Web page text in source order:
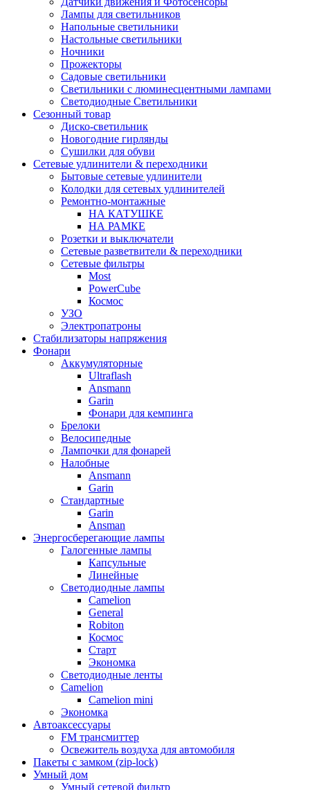
Лампы для светильников
Напольные светильники
Настольные светильники
Ночники
Прожекторы
Садовые светильники
Светильники с люминесцентными лампами
Светодиодные Светильники
Сезонный товар
Диско-светильник
Новогодние гирлянды
Сушилки для обуви
Сетевые удлинители & переходники
Бытовые сетевые удлинители
Колодки для сетевых удлинителей
Ремонтно-монтажные
НА КАТУШКЕ
НА РАМКЕ
Розетки и выключатели
Сетевые разветвители & переходники
Сетевые фильтры
Most
PowerCube
Космос
УЗО
Электропатроны
Стабилизаторы напряжения
Фонари
Аккумуляторные
Ultraflash
Ansmann
Garin
Фонари для кемпинга
Брелоки
Велосипедные
Лампочки для фонарей
Налобные
Ansmann
Garin
Стандартные
Garin
Ansman
Энергосберегающие лампы
Галогенные лампы
Капсульные
Линейные
Светодиодные лампы
Camelion
General
Robiton
Космос
Старт
Экономка
Светодиодные ленты
Camelion
Camelion mini
Экономка
Автоаксессуары
FM трансмиттер
Освежитель воздуха для автомобиля
Пакеты с замком (zip-lock)
Умный дом
Умный сетевой фильтр